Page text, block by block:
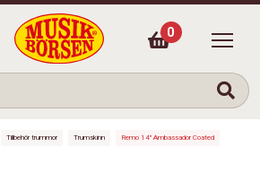
0
Tillbehör trummor Trumskinn Remo 14″ Ambassador Coated